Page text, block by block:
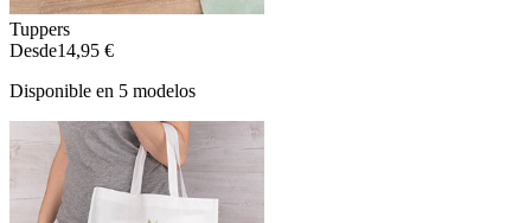
Tuppers
Desde14,95 €
Disponible en 5 modelos